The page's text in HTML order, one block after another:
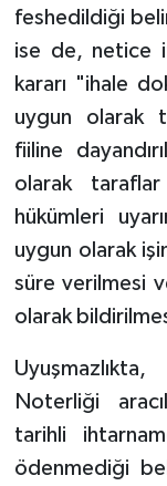
feshedildiği
ise de, netice
kararı "ihale
uygun olarak
fiiline
olarak taraflar
hükümleri
uygun olarak
süre verilmesi
olarak
Noterliği
tarihli
ödenmediği